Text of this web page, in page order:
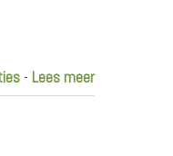
- Lees meer